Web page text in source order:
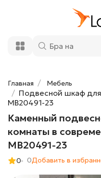
Главная Мебель
Подвесной шкаф
MB20491-23
Каменный
комнаты в
MB20491-23
0 0Добавить в
ванной комнаты в
LaLume MB20491-